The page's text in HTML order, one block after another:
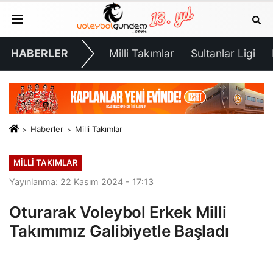
HABERLER Milli Takımlar Sultanlar Ligi
Haberler Milli Takımlar
MILLI TAKIMLAR
Yayınlanma: 22 Kasım 2024 - 17:13
Oturarak Voleybol Erkek Milli
Takımımız Galibiyetle Başladı